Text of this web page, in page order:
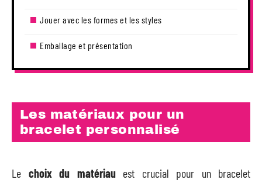
Jouer avec les formes et les styles
Emballage et présentation
Les matériaux pour un
bracelet personnalisé
Le choix du matériauest crucial pour un bracelet